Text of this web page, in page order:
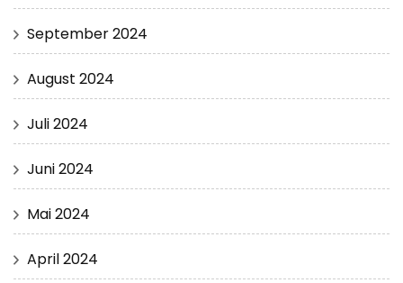
September 2024
August 2024
Juli 2024
Juni 2024
Mai 2024
April 2024